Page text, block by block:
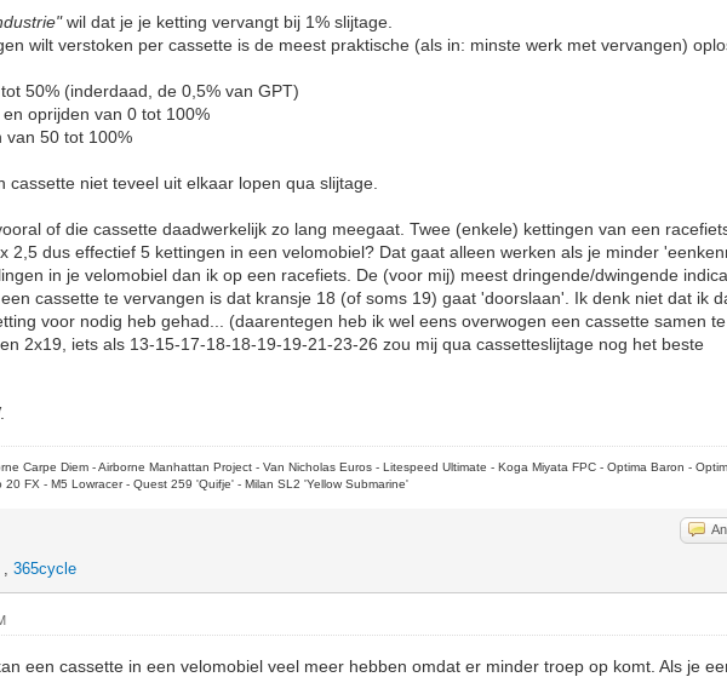
wil dat je je ketting vervangt bij 1% slijtage.
wilt verstoken per cassette is de meest praktische (als in: minste werk met vervangen)
50% (inderdaad, de 0,5% van GPT)
oprijden van 0 tot 100%
van 50 tot 100%
cassette niet teveel uit elkaar lopen qua slijtage.
of die cassette daadwerkelijk zo lang meegaat. Twee (enkele) kettingen van een
2,5 dus effectief 5 kettingen in een velomobiel? Dat gaat alleen werken als je minder
in je velomobiel dan ik op een racefiets. De (voor mij) meest dringende/dwingende
cassette te vervangen is dat kransje 18 (of soms 19) gaat 'doorslaan'. Ik denk niet dat ik
voor nodig heb gehad... (daarentegen heb ik wel eens overwogen een cassette samen te
2x19, iets als 13-15-17-18-18-19-19-21-23-26 zou mij qua cassetteslijtage nog het beste
Carpe Diem - Airborne Manhattan Project - Van Nicholas Euros - Litespeed Ultimate - Koga Miyata FPC - Optima Baron -
20 FX - M5 Lowracer - Quest 259 'Quifje' - Milan SL2 'Yellow Submarine'
,365cycle
een cassette in een velomobiel veel meer hebben omdat er minder troep op komt. Als je